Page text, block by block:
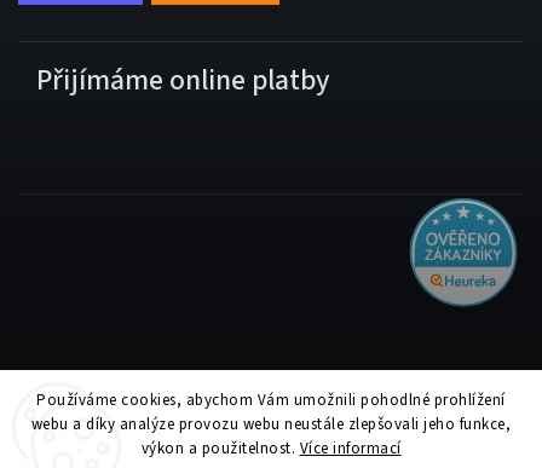
Používáme cookies, abychom Vám umožnili pohodlné prohlížení
webu a díky analýze provozu webu neustále zlepšovali jeho funkce,
výkon a použitelnost. Více informací
Přijímáme online platby
Copyright 2026Tiskolino.cz. Všechna práva vyhrazena.
Upravit nastavení cookies